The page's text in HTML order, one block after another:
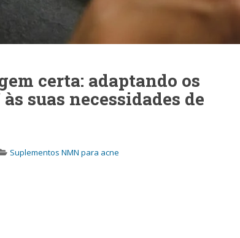
certa: adaptando os
suas necessidades de
Suplementos NMN para acne